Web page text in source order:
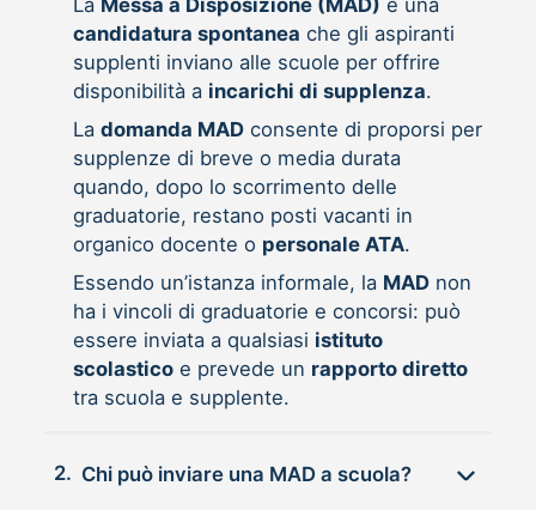
candidatura spontanea che gli aspiranti
supplenti inviano alle scuole per offrire
disponibilità a incarichi di supplenza.
La domanda MADconsente di proporsi per
supplenze di breve o media durata
quando, dopo lo scorrimento delle
graduatorie, restano posti vacanti in
organico docente o personale ATA.
Essendo un’istanza informale, la MADnon
ha i vincoli di graduatorie e concorsi: può
essere inviata a qualsiasi istituto
scolasticoe prevede un rapporto diretto
tra scuola e supplente.
2. Chi può inviare una MAD a scuola?